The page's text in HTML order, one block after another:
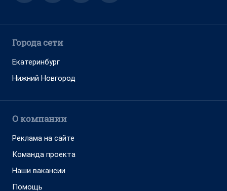
Города сети
Екатеринбург
Нижний Новгород
О компании
Реклама на сайте
Команда проекта
Наши вакансии
Помощь